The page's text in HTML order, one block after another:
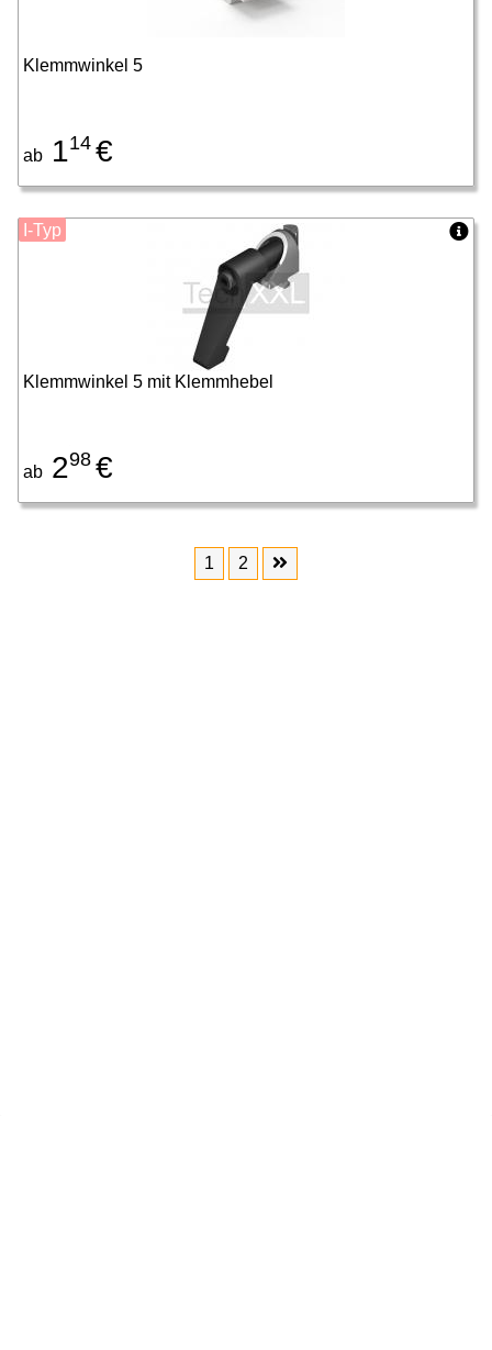
Klemmwinkel 5
ab 114 €
Klemmwinkel 5 mit Klemmhebel
ab 298 €
I-Typ
1 2